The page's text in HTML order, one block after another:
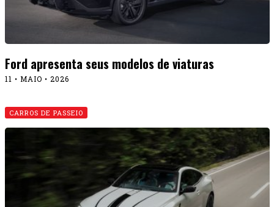
Audi produzirá novo Q3 no Brasil
29 • AGOSTO • 2025
CARROS DE PASSEIO